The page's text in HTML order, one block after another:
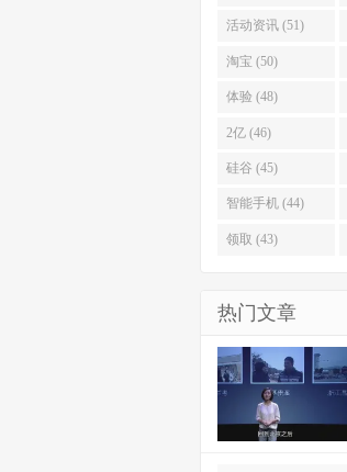
活动资讯 (51)
淘宝 (50)
体验 (48)
2亿 (46)
硅谷 (45)
智能手机 (44)
领取 (43)
热门文章